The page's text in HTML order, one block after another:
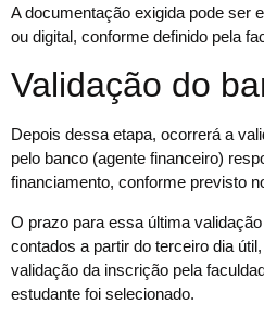
A documentação exigida pode ser
ou digital, conforme definido pela
Validação do
Depois dessa etapa, ocorrerá a
pelo banco (agente financeiro)
financiamento, conforme previsto
O prazo para essa última
contados a partir do terceiro dia
validação da inscrição pela
estudante foi selecionado.